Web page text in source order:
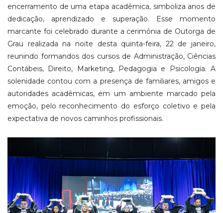
encerramento de uma etapa acadêmica, simboliza anos de
dedicação, aprendizado e superação. Esse momento
marcante foi celebrado durante a cerimônia de Outorga de
Grau realizada na noite desta quinta-feira, 22 de janeiro,
reunindo formandos dos cursos de Administração, Ciências
Contábeis, Direito, Marketing, Pedagogia e Psicologia. A
solenidade contou com a presença de familiares, amigos e
autoridades acadêmicas, em um ambiente marcado pela
emoção, pelo reconhecimento do esforço coletivo e pela
expectativa de novos caminhos profissionais.